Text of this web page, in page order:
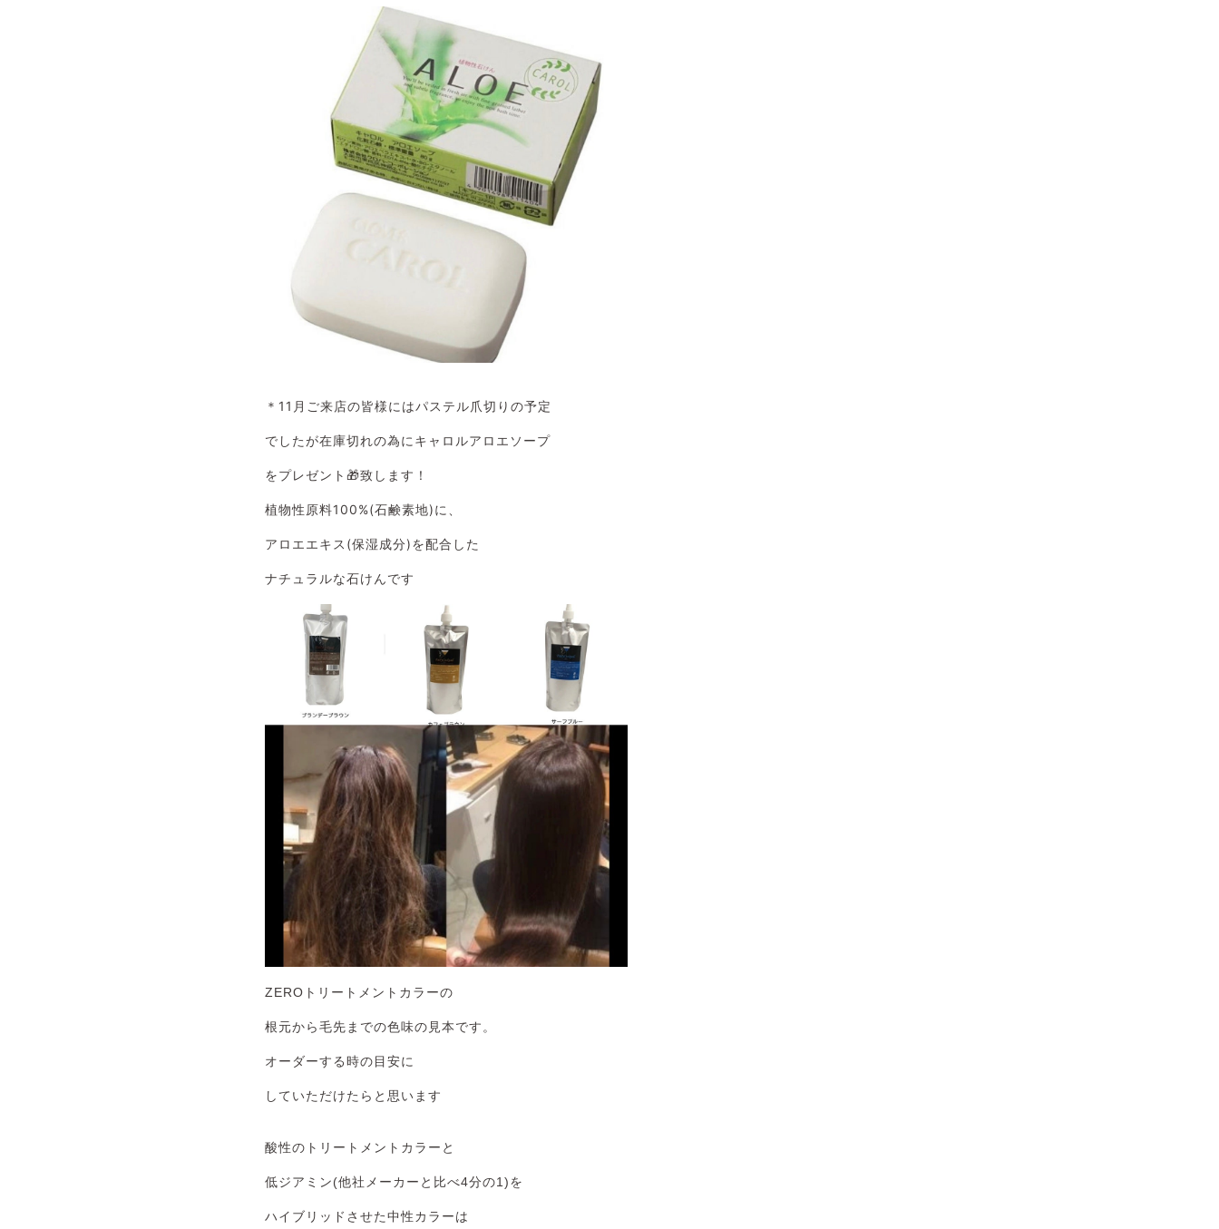
＊11月ご来店の皆様にはパステル爪切りの予定
でしたが在庫切れの為にキャロルアロエソープ
をプレゼント🎁致します！
植物性原料100%(石鹸素地)に、
アロエエキス(保湿成分)を配合した
ナチュラルな石けんです
ZEROトリートメントカラーの
根元から毛先までの色味の見本です。
オーダーする時の目安に
していただけたらと思います
酸性のトリートメントカラーと
低ジアミン(他社メーカーと比べ4分の1)を
ハイブリッドさせた中性カラーは